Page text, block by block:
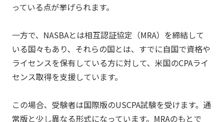
っている点が挙げられます。
一方で、NASBAとは相互認証協定（MRA）を締結して
いる国々もあり、それらの国とは、すでに自国で資格や
ライセンスを保有している方に対して、米国のCPAライ
センス取得を支援しています。
この場合、受験者は国際版のUSCPA試験を受けます。通
常版と少し異なる形式になっています。MRAのもとで